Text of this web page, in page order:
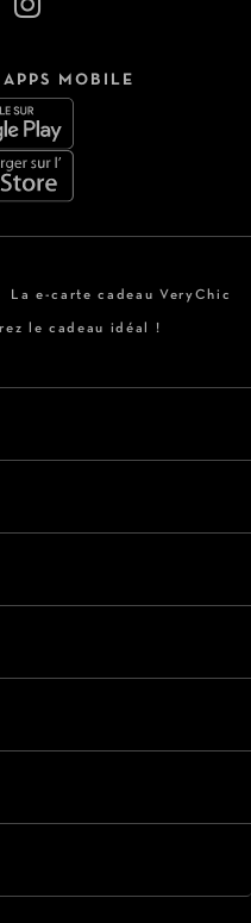
APPS MOBILE
La e-carte cadeau VeryChic
le cadeau idéal !